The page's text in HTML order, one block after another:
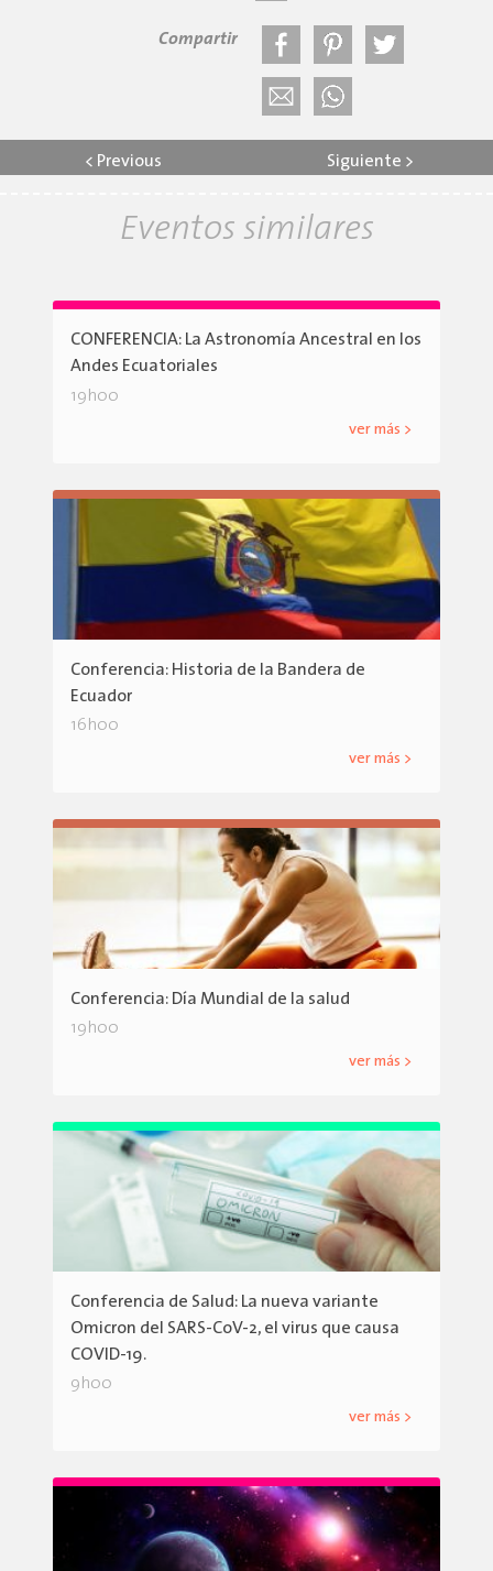
Compartir
< Previous Siguiente >
Eventos similares
CONFERENCIA: La Astronomía Ancestral en los
Andes Ecuatoriales
19h00
ver más >
Conferencia: Historia de la Bandera de
Ecuador
16h00
ver más >
Conferencia: Día Mundial de la salud
19h00
ver más >
Conferencia de Salud: La nueva variante
Omicron del SARS-CoV-2, el virus que causa
COVID-19.
9h00
ver más >